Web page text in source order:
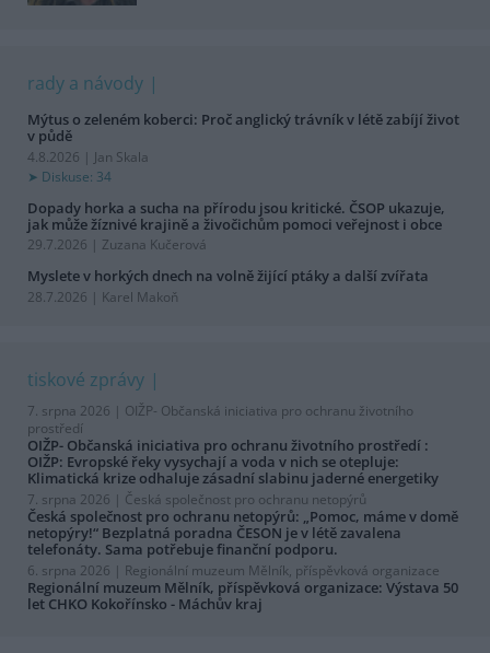
rady a návody
Mýtus o zeleném koberci: Proč anglický trávník v létě zabíjí život
v půdě
4.8.2026 | Jan Skala
Diskuse: 34
Dopady horka a sucha na přírodu jsou kritické. ČSOP ukazuje,
jak může žíznivé krajině a živočichům pomoci veřejnost i obce
29.7.2026 | Zuzana Kučerová
Myslete v horkých dnech na volně žijící ptáky a další zvířata
28.7.2026 | Karel Makoň
tiskové zprávy
7. srpna 2026 | OIŽP- Občanská iniciativa pro ochranu životního
prostředí
OIŽP- Občanská iniciativa pro ochranu životního prostředí :
OIŽP: Evropské řeky vysychají a voda v nich se otepluje:
Klimatická krize odhaluje zásadní slabinu jaderné energetiky
7. srpna 2026 | Česká společnost pro ochranu netopýrů
Česká společnost pro ochranu netopýrů: „Pomoc, máme v domě
netopýry!“ Bezplatná poradna ČESON je v létě zavalena
telefonáty. Sama potřebuje finanční podporu.
6. srpna 2026 | Regionální muzeum Mělník, příspěvková organizace
Regionální muzeum Mělník, příspěvková organizace: Výstava 50
let CHKO Kokořínsko - Máchův kraj